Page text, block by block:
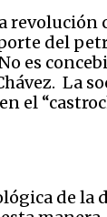
revolución
del
es
La
el
de la